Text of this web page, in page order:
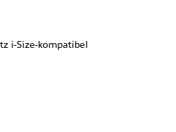
i-Size-kompatibel